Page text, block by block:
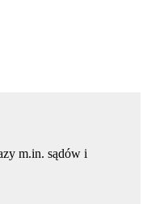
m.in. sądów i